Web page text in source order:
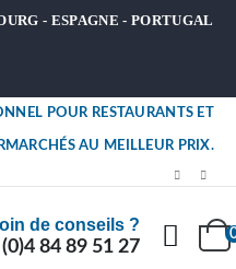
- ESPAGNE - PORTUGAL
POUR RESTAURANTS ET
AU MEILLEUR PRIX.
de conseils ?
84 89 51 27